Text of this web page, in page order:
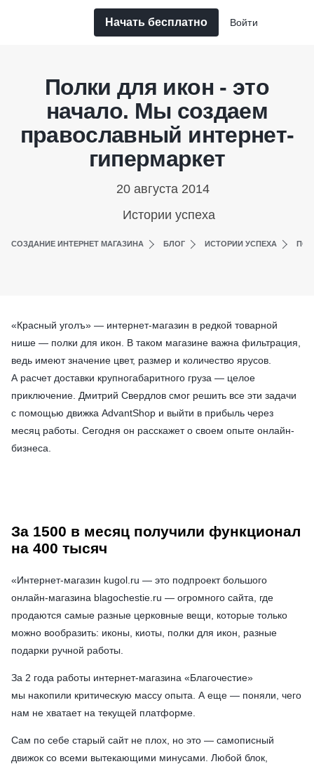
Начать бесплатно Войти
Полки для икон - это
начало. Мы создаем
православный интернет-
гипермаркет
20 августа 2014
Истории успеха
СОЗДАНИЕ ИНТЕРНЕТ МАГАЗИНА БЛОГ ИСТОРИИ УСПЕХА
«Красный уголъ» — интернет-магазин в редкой товарной
нише — полки для икон. В таком магазине важна фильтрация,
ведь имеют значение цвет, размер и количество ярусов.
А расчет доставки крупногабаритного груза — целое
приключение. Дмитрий Свердлов смог решить все эти задачи
с помощью движка AdvantShop и выйти в прибыль через
месяц работы. Сегодня он расскажет о своем опыте онлайн-
бизнеса.
За 1500 в месяц получили функционал
на 400 тысяч
«Интернет-магазин kugol.ru — это подпроект большого
онлайн-магазина blagochestie.ru — огромного сайта, где
продаются самые разные церковные вещи, которые только
можно вообразить: иконы, киоты, полки для икон, разные
подарки ручной работы.
За 2 года работы интернет-магазина «Благочестие»
мы накопили критическую массу опыта. А еще — поняли, чего
нам не хватает на текущей платформе.
Сам по себе старый сайт не плох, но это — самописный
движок со всеми вытекающими минусами. Любой блок,